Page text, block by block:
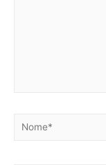
Nome*